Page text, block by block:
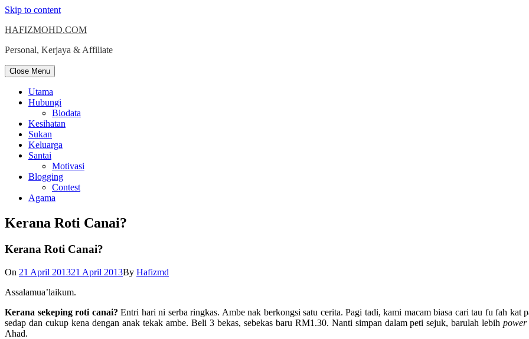
Skip to content
HAFIZMOHD.COM
Personal, Kerjaya & Affiliate
Close Menu
Utama
Hubungi
Biodata
Kesihatan
Sukan
Keluarga
Santai
Motivasi
Blogging
Contest
Agama
Kerana Roti Canai?
Kerana Roti Canai?
On 21 April 201321 April 2013By Hafizmd
Assalamua’laikum.
Kerana sekeping roti canai? Entri hari ni serba ringkas. Ambe nak berkongsi satu cerita. Pagi tadi, kami macam biasa cari tau fu fah
sedap dan cukup kena dengan anak tekak ambe. Beli 3 bekas, sebekas baru RM1.30. Nanti simpan dalam peti sejuk, barulah lebihpower
Ahad.